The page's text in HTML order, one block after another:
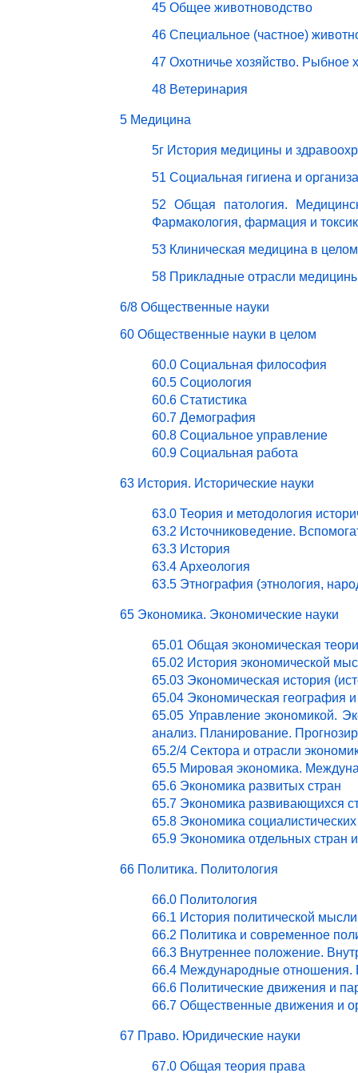
45 Общее животноводство
46 Специальное (частное)
47 Охотничье хозяйство. Рыбное
48 Ветеринария
5 Медицина
5г История медицины и
51 Социальная гигиена и
52 Общая патология.
Фармакология, фармация и
53 Клиническая медицина в целом
58 Прикладные отрасли
6/8 Общественные науки
60 Общественные науки в целом
60.0 Социальная философия
60.5 Социология
60.6 Статистика
60.7 Демография
60.8 Социальное управление
60.9 Социальная работа
63 История. Исторические науки
63.0 Теория и методология
63.2 Источниковедение.
63.3 История
63.4 Археология
63.5 Этнография (этнология,
65 Экономика. Экономические науки
65.01 Общая экономическая
65.02 История экономической
65.03 Экономическая история
65.04 Экономическая география
65.05 Управление экономикой.
анализ. Планирование.
65.2/4 Сектора и отрасли
65.5 Мировая экономика.
65.6 Экономика развитых стран
65.7 Экономика развивающихся
65.8 Экономика
65.9 Экономика отдельных стран
66 Политика. Политология
66.0 Политология
66.1 История политической мысли
66.2 Политика и современное
66.3 Внутреннее положение.
66.4 Международные отношения.
66.6 Политические движения и
66.7 Общественные движения и
67 Право. Юридические науки
67.0 Общая теория права